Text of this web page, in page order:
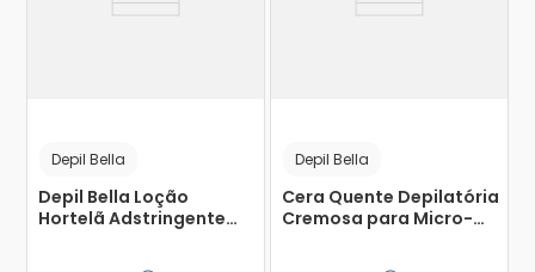
Depil Bella
Depil Bella Loção
Hortelã Adstringente
Depil Bella
Cera Quente Depilatória
Cremosa para Micro-